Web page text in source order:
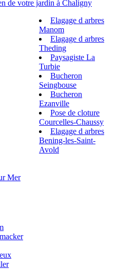
de votre jardin à Chaligny
Elagage d arbres
Manom
Elagage d arbres
Theding
Paysagiste La
Turbie
Bucheron
Seingbouse
Bucheron
Ezanville
Pose de cloture
Courcelles-Chaussy
Elagage d arbres
Bening-les-Saint-
Avold
Mer